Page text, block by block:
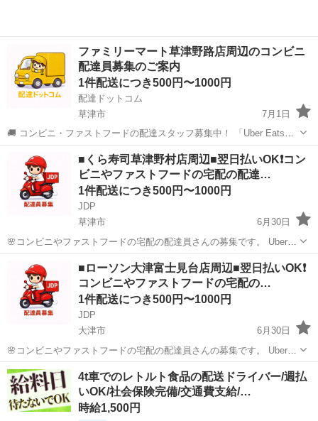
ファミリーマート草津野路店周辺のコンビニ
配達員募集のご案内
1件配送につき500円〜1000円
配達ドットコム
草津市
7月1日
🚚 コンビニ・ファストフードの配達スタッフ募集中！ 「Uber Eats」
や「出前館」のように、配達専用アプリを使ってお仕事するスタイル
です。 オファー内容を見てから、受けるかどうかを自由に選べます！
✅ 業務内容...
配送 ファミリーマート
■くら寿司草津野村店周辺■翌日払いOK❗️コン
ビニやファストフードの宅配の配達…
1件配送につき500円〜1000円
JDP
草津市
6月30日
🌸コンビニやファストフードの宅配の配達員さんの募集です。 Uber
eatsや出前館のように配達専用アプリを使用していただき、オファー
内容を確認していただいてから受ける受けないは自由となります。 配
達時の使用...
ファストフード
■ローソン大津富士見台店周辺■翌日払いOK❗️
コンビニやファストフードの宅配の…
1件配送につき500円〜1000円
JDP
大津市
6月30日
🌸コンビニやファストフードの宅配の配達員さんの募集です。 Uber
eatsや出前館のように配達専用アプリを使用していただき、オファー
内容を確認していただいてから受ける受けないは自由となります。 配
達時の使用...
滋賀 大津市 ファストフード
4t車でのレトルト食品の配送ドライバー/週払
いOK/社会保険完備/交通費支給/…
時給1,500円